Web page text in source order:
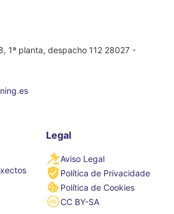
1ª planta, despacho 112 28027 -
Legal
Aviso Legal
Política de Privacidade
Política de Cookies
CC BY-SA